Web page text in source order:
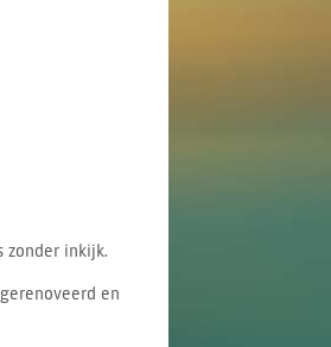
zonder inkijk.
en